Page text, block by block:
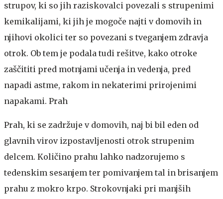
strupov, ki so jih raziskovalci povezali s strupenimi
kemikalijami, ki jih je mogoče najti v domovih in
njihovi okolici ter so povezani s tveganjem zdravja
otrok. Ob tem je podala tudi rešitve, kako otroke
zaščititi pred motnjami učenja in vedenja, pred
napadi astme, rakom in nekaterimi prirojenimi
napakami. Prah
Prah, ki se zadržuje v domovih, naj bi bil eden od
glavnih virov izpostavljenosti otrok strupenim
delcem. Količino prahu lahko nadzorujemo s
tedenskim sesanjem ter pomivanjem tal in brisanjem
prahu z mokro krpo. Strokovnjaki pri manjših